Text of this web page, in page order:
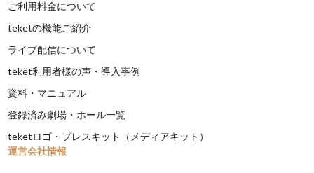
ご利用料金について
teketの機能ご紹介
ライブ配信について
teket利用者様の声・導入事例
資料・マニュアル
登録済み劇場・ホール一覧
teketロゴ・プレスキット（メディアキット）
運営会社情報